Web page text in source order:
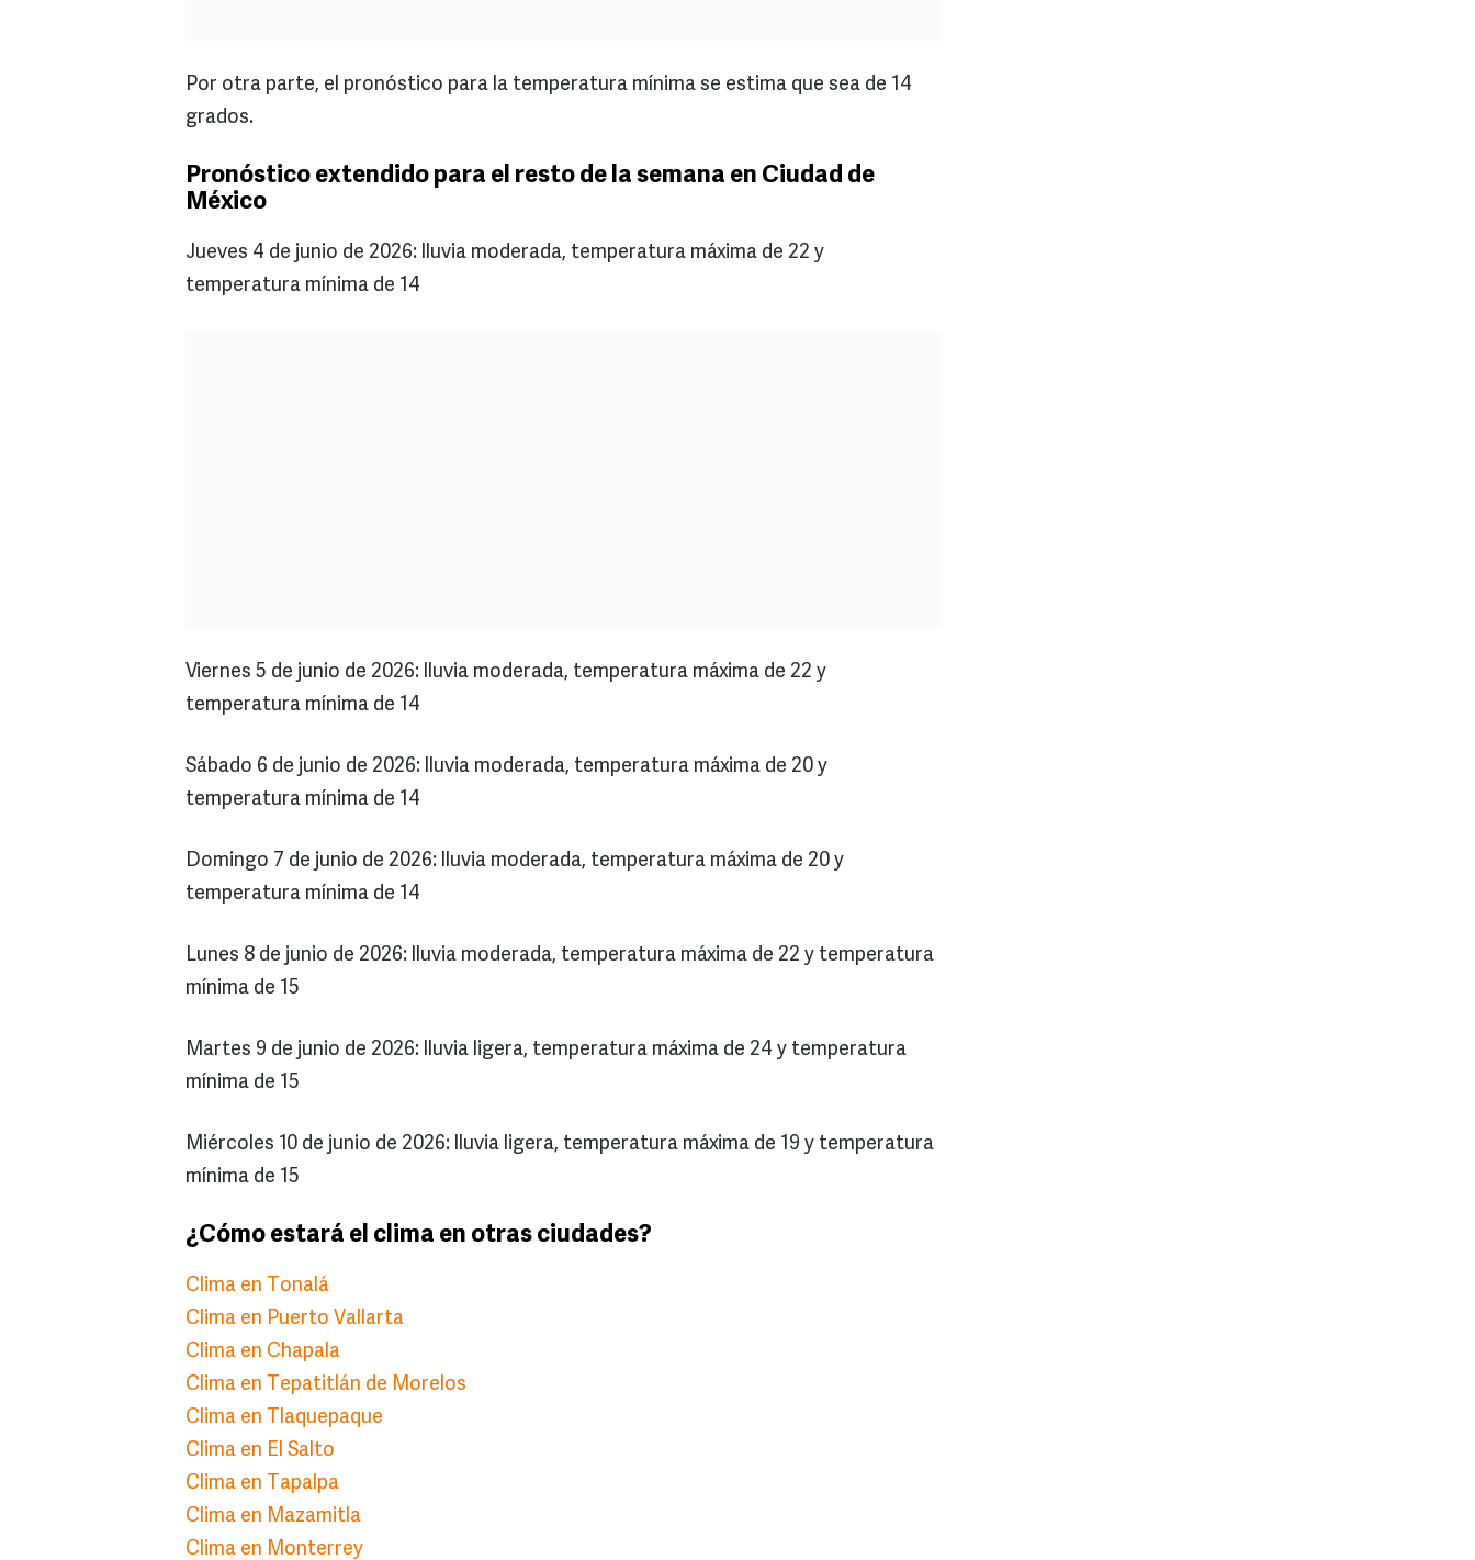
Por otra parte, el pronóstico para la temperatura mínima se estima que sea de 14
grados.
Pronóstico extendido para el resto de la semana en Ciudad de
México
Jueves 4 de junio de 2026: lluvia moderada, temperatura máxima de 22 y
temperatura mínima de 14
Viernes 5 de junio de 2026: lluvia moderada, temperatura máxima de 22 y
temperatura mínima de 14
Sábado 6 de junio de 2026: lluvia moderada, temperatura máxima de 20 y
temperatura mínima de 14
Domingo 7 de junio de 2026: lluvia moderada, temperatura máxima de 20 y
temperatura mínima de 14
Lunes 8 de junio de 2026: lluvia moderada, temperatura máxima de 22 y temperatura
mínima de 15
Martes 9 de junio de 2026: lluvia ligera, temperatura máxima de 24 y temperatura
mínima de 15
Miércoles 10 de junio de 2026: lluvia ligera, temperatura máxima de 19 y temperatura
mínima de 15
¿Cómo estará el clima en otras ciudades?
Clima en Tonalá
Clima en Puerto Vallarta
Clima en Chapala
Clima en Tepatitlán de Morelos
Clima en Tlaquepaque
Clima en El Salto
Clima en Tapalpa
Clima en Mazamitla
Clima en Monterrey